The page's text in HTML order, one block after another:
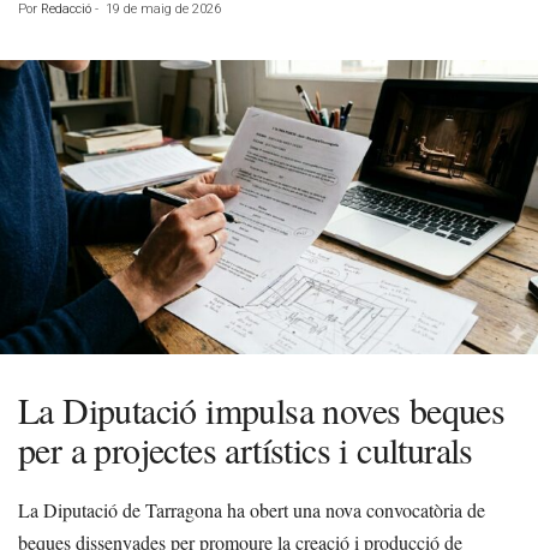
Por Redacció - 19 de maig de 2026
La Diputació impulsa noves beques
per a projectes artístics i culturals
La Diputació de Tarragona ha obert una nova convocatòria de
beques dissenyades per promoure la creació i producció de